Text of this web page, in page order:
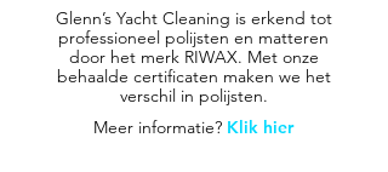
Glenn’s Yacht Cleaning is erkend tot
professioneel polijsten en matteren
door het merk RIWAX. Met onze
behaalde certificaten maken we het
verschil in polijsten.
Meer informatie? Klik hier